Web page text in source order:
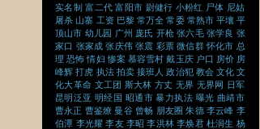
实名制 富二代 富阳市 尉健行 小粉红 尸体 尼姑
屠杀 山寨 工资 巴黎 常万全 常委 常熟市 平壤 平
顶山市 幼儿园 广州 庞氏 开枪 张六毛 张学良 张
家口 张家成 张庆伟 张震 彩票 微信群 怀化市 总
理 恐怖 情妇 惨案 慕容雪村 戴玉庆 户口 房价 房
峰辉 打虎 执法 拍卖 接班人 政治犯 教会 文化 文
化大革命 文工团 斯大林 方丈 无界 无界网 日军
昆明泛亚 明经国 昭通市 暴力执法 曝光 曲靖市
曹永正 曹鉴燎 曼谷 曾畅 朋友圈 朱德 李云峰 李
伯潭 李光耀 李友 李昭 李洪林 李焕君 杜润生 杨